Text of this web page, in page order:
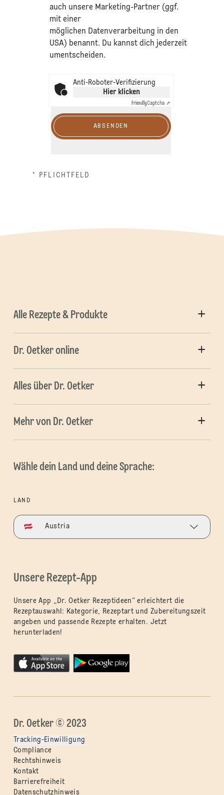
auch unsere Marketing-Partner (ggf.
mit einer
möglichen Datenverarbeitung in den
USA) benannt. Du kannst dich jederzeit
umentscheiden.
Anti-Roboter-Verifizierung
Hier klicken
FriendlyCaptcha ⇗
ABSENDEN
* PFLICHTFELD
Alle Rezepte & Produkte
Dr. Oetker online
Alles über Dr. Oetker
Mehr von Dr. Oetker
Wähle dein Land und deine Sprache:
LAND
Austria
Unsere Rezept-App
Unsere App „Dr. Oetker Rezeptideen“ erleichtert die
Rezeptauswahl: Kategorie, Rezeptart und Zubereitungszeit
angeben und passende Rezepte erhalten. Jetzt
herunterladen!
Dr. Oetker © 2023
Tracking-Einwilligung
Compliance
Rechtshinweis
Kontakt
Barrierefreiheit
Datenschutzhinweis